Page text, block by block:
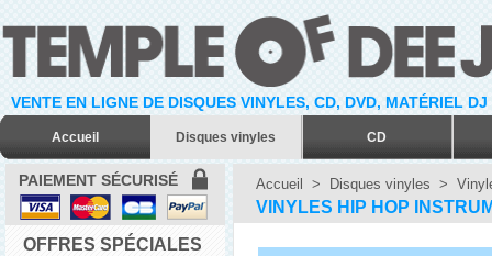
VENTE EN LIGNE DE DISQUES VINYLES, CD, DVD, MATÉRIEL
Accueil Disques vinyles CD
PAIEMENT SÉCURISÉ
OFFRES SPÉCIALES
Accueil > Disques vinyles >
VINYLES HIP HOP